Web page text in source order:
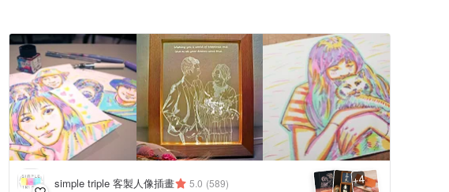
simple triple 客製人像插畫 5.0 (589) +4